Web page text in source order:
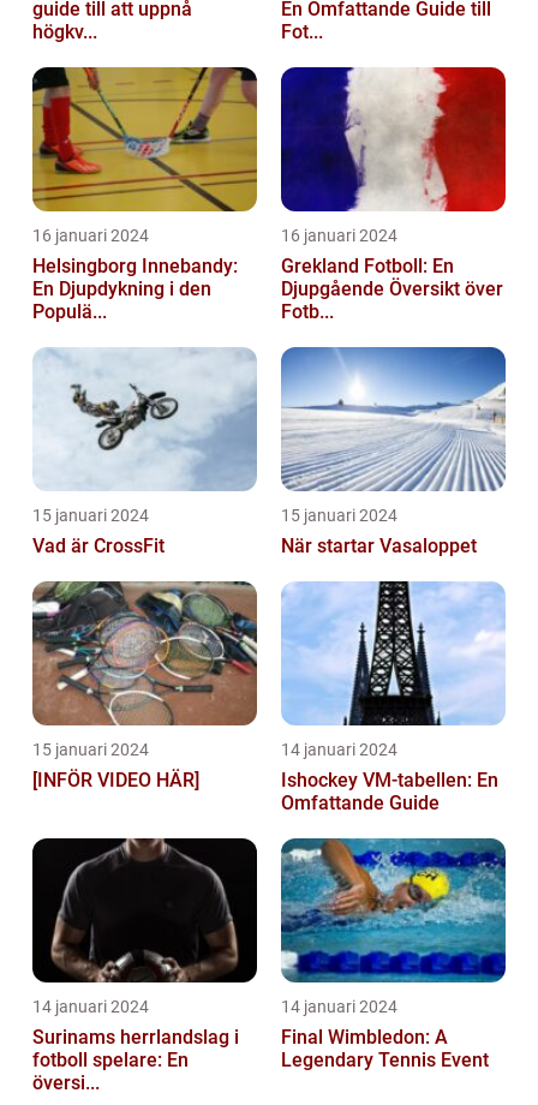
guide till att uppnå
högkv...
En Omfattande Guide till
Fot...
16 januari 2024
Helsingborg Innebandy:
En Djupdykning i den
Populä...
16 januari 2024
Grekland Fotboll: En
Djupgående Översikt över
Fotb...
15 januari 2024
Vad är CrossFit
15 januari 2024
När startar Vasaloppet
15 januari 2024
[INFÖR VIDEO HÄR]
14 januari 2024
Ishockey VM-tabellen: En
Omfattande Guide
14 januari 2024
Surinams herrlandslag i
fotboll spelare: En
översi...
14 januari 2024
Final Wimbledon: A
Legendary Tennis Event